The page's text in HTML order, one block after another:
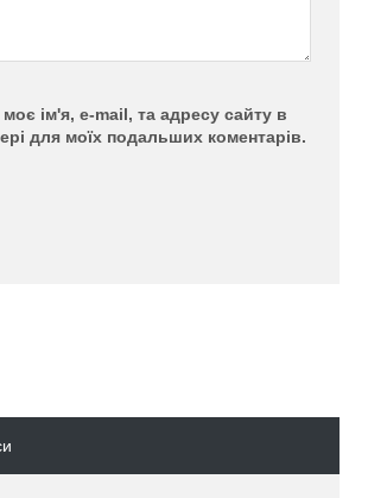
ім'я, e-mail, та адресу сайту в
для моїх подальших коментарів.